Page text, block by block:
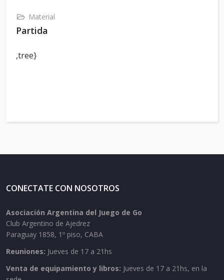
Material
Partida
,tree}
CONECTATE CON NOSOTROS
Asociación Argentina del Juego de Go
Club Argentino de Ajedrez
Paraguay 1858, 1º piso, CABA
Reuniones: Jueves de 17 a 21hs
Venta de equipamiento y libros: Jueves de 17 a 21hs, en la